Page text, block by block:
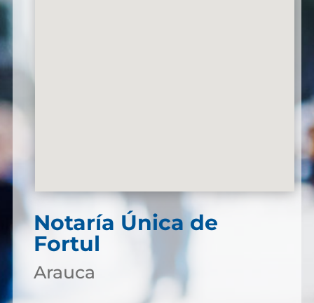
Notaría Única de
Fortul
Arauca